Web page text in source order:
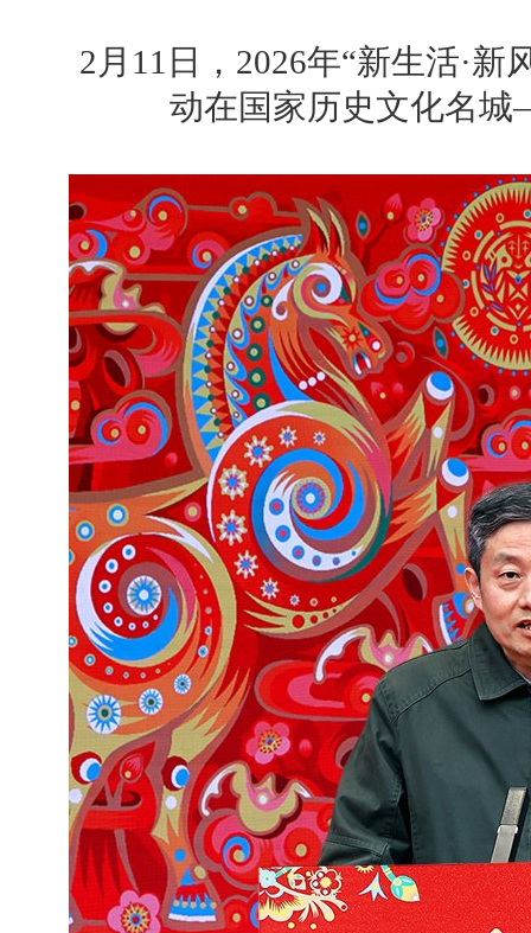
2月11日，2026年“新生活·新
动在国家历史文化名